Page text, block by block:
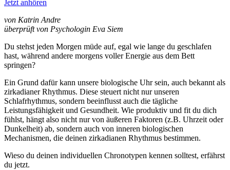
Jetzt anhören
von Katrin Andre
überprüft von Psychologin Eva Siem
Du stehst jeden Morgen müde auf, egal wie lange du geschlafen
hast, während andere morgens voller Energie aus dem Bett
springen?
Ein Grund dafür kann unsere biologische Uhr sein, auch bekannt als
zirkadianer Rhythmus. Diese steuert nicht nur unseren
Schlafrhythmus, sondern beeinflusst auch die tägliche
Leistungsfähigkeit und Gesundheit. Wie produktiv und fit du dich
fühlst, hängt also nicht nur von äußeren Faktoren (z.B. Uhrzeit oder
Dunkelheit) ab, sondern auch von inneren biologischen
Mechanismen, die deinen zirkadianen Rhythmus bestimmen.
Wieso du deinen individuellen Chronotypen kennen solltest, erfährst
du jetzt.